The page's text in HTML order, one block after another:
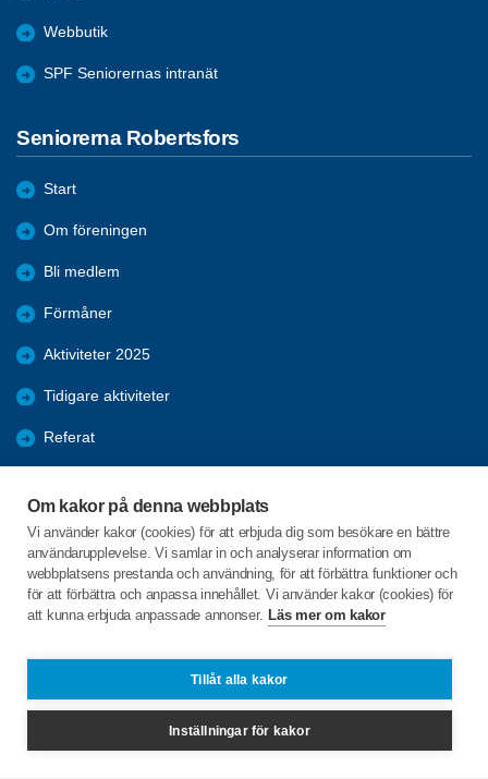
Om kakor på denna webbplats
Vi använder kakor (cookies) för att erbjuda dig som besökare en bättre
användarupplevelse. Vi samlar in och analyserar information om
webbplatsens prestanda och användning, för att förbättra funktioner och
för att förbättra och anpassa innehållet. Vi använder kakor (cookies) för
att kunna erbjuda anpassade annonser. Läs mer om kakor
Tillåt alla kakor
Inställningar för kakor
Webbutik
SPF Seniorernas intranät
Seniorerna Robertsfors
Start
Om föreningen
Bli medlem
Förmåner
Aktiviteter 2025
Tidigare aktiviteter
Referat
Bildgalleri
Pubkväll/aw
C/o:Elisabeth Tängdén
elisabeth.tangden@robertsfors.org